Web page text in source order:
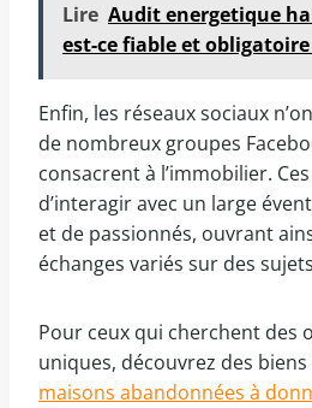
Lire Audit energetique
est-ce fiable et obligatoire
Enfin, les réseaux sociaux
de nombreux groupes
consacrent à l’immobilier.
d’interagir avec un large
et de passionnés, ouvrant
échanges variés sur des
Pour ceux qui cherchent des
uniques, découvrez des
maisons abandonnées à